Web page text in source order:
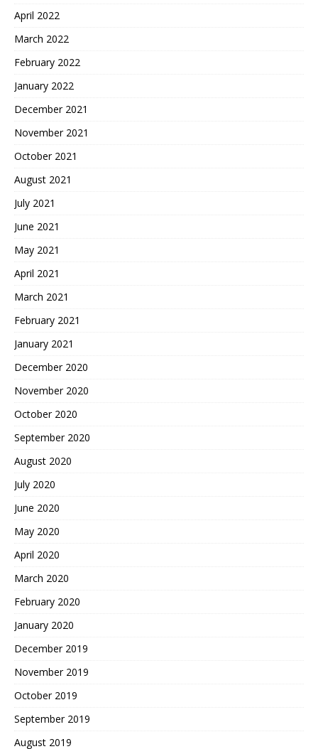
April 2022
March 2022
February 2022
January 2022
December 2021
November 2021
October 2021
August 2021
July 2021
June 2021
May 2021
April 2021
March 2021
February 2021
January 2021
December 2020
November 2020
October 2020
September 2020
August 2020
July 2020
June 2020
May 2020
April 2020
March 2020
February 2020
January 2020
December 2019
November 2019
October 2019
September 2019
August 2019